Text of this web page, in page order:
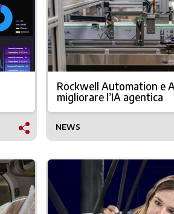
Rockwell Automation e
migliorare l’IA agentica
NEWS